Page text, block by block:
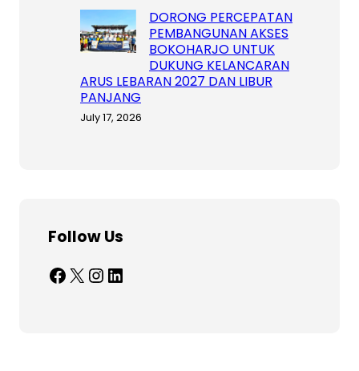
DORONG PERCEPATAN
PEMBANGUNAN AKSES
BOKOHARJO UNTUK
DUKUNG KELANCARAN
ARUS LEBARAN 2027 DAN LIBUR
PANJANG
July 17, 2026
Follow Us
Facebook X InstagramLinkedIn